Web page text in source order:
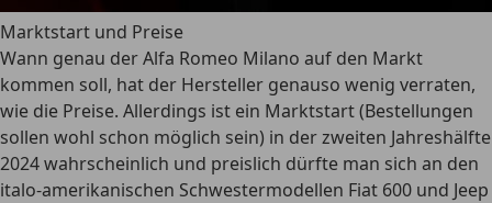
Marktstart und Preise
Wann genau der Alfa Romeo Milano auf den Markt
kommen soll, hat der Hersteller genauso wenig verraten,
wie die Preise. Allerdings ist ein Marktstart (Bestellungen
sollen wohl schon möglich sein) in der zweiten Jahreshälfte
2024 wahrscheinlich und preislich dürfte man sich an den
italo-amerikanischen Schwestermodellen Fiat 600 und Jeep